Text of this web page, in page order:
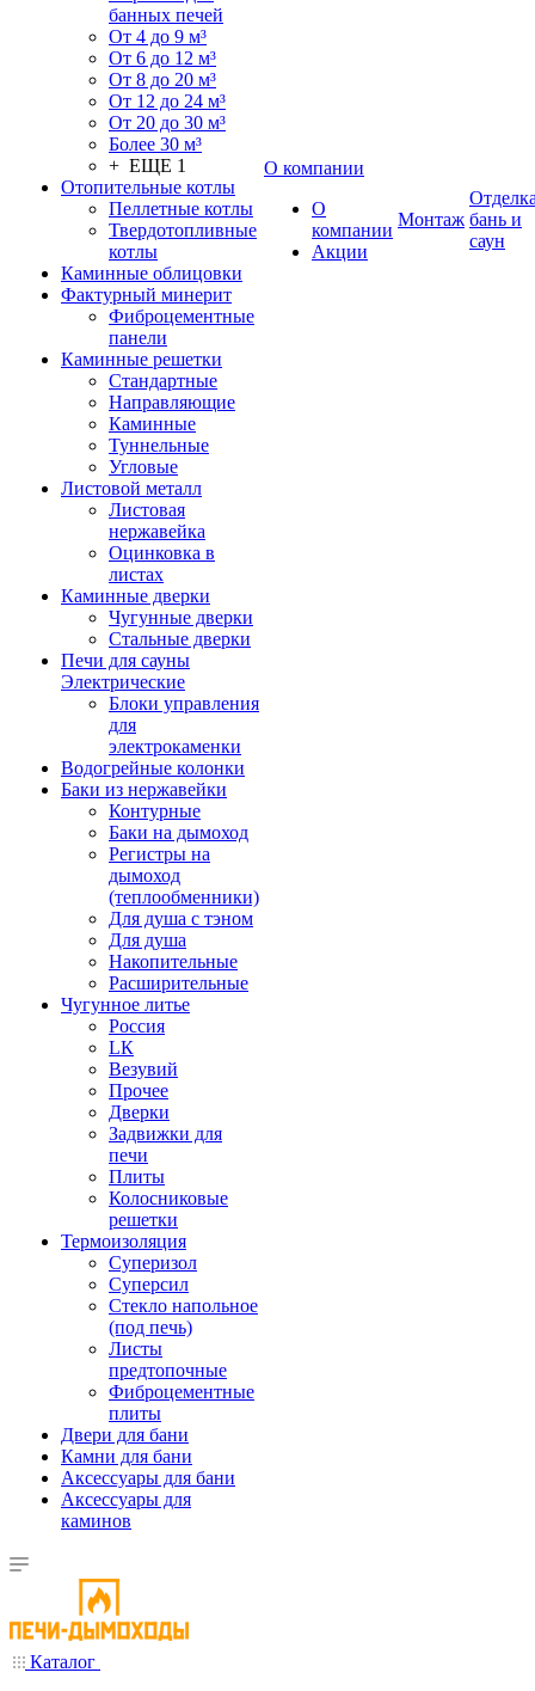
банных печей
От 4 до 9 м³
От 6 до 12 м³
От 8 до 20 м³
От 12 до 24 м³
От 20 до 30 м³
Более 30 м³
+ ЕЩЕ 1
Отопительные котлы
Пеллетные котлы
Твердотопливные
котлы
Каминные облицовки
Фактурный минерит
Фиброцементные
панели
Каминные решетки
Стандартные
Направляющие
Каминные
Туннельные
Угловые
Листовой металл
Листовая
нержавейка
Оцинковка в
листах
Каминные дверки
Чугунные дверки
Стальные дверки
Печи для сауны
Электрические
Блоки управления
для
электрокаменки
Водогрейные колонки
Баки из нержавейки
Контурные
Баки на дымоход
Регистры на
дымоход
(теплообменники)
Для душа с тэном
Для душа
Накопительные
Расширительные
Чугунное литье
Россия
LК
Везувий
Прочее
Дверки
Задвижки для
печи
Плиты
Колосниковые
решетки
Термоизоляция
Суперизол
Суперсил
Стекло напольное
(под печь)
Листы
предтопочные
Фиброцементные
плиты
Двери для бани
Камни для бани
Аксессуары для бани
Аксессуары для
каминов
О компании
О
компании
Акции
Монтаж бань и
саун
Каталог